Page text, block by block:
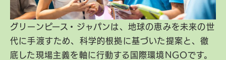
グリーンピース・ジャパンは、地球の恵みを未来の世
代に手渡すため、科学的根拠に基づいた提案と、徹
底した現場主義を軸に行動する国際環境NGOです。